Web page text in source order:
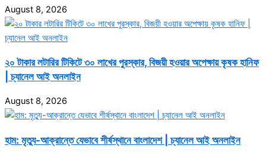
August 8, 2026
২০ টাকার লটারির টিকিটে ৩০ লাখের পুরস্কার, বিজয়ী হওয়ার অপেক্ষায় কৃষক হানিফ
| চ্যানেল আই অনলাইন
August 8, 2026
হাম: মৃত্যু-আক্রান্তে যেভাবে শীর্ষস্থানে বাংলাদেশ | চ্যানেল আই অনলাইন